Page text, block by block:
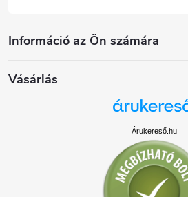
Információ az Ön számára
Vásárlás
Árukereső.hu